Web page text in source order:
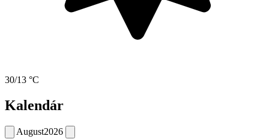
30/13 °C
Kalendár
August2026